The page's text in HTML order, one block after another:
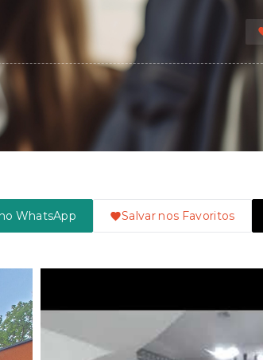
WhatsApp Salvar nos Favoritos